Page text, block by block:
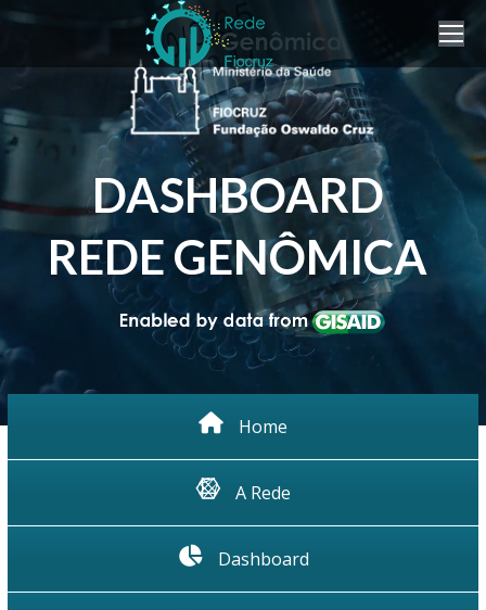
DASHBOARD
REDE GENÔMICA
Home
A Rede
Dashboard